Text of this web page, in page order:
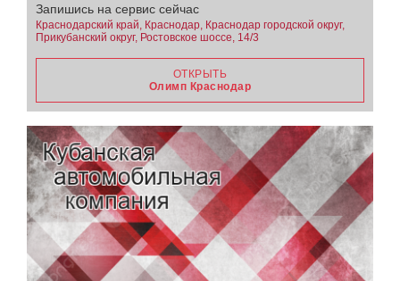
Запишись на сервис сейчас
Краснодарский край, Краснодар, Краснодар городской округ,
Прикубанский округ, Ростовское шоссе, 14/3
ОТКРЫТЬ
Олимп Краснодар